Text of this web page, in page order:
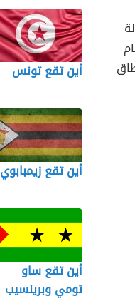
أين تقع تونس
أين تقع زيمبابوي
أين تقع ساو
تومي وبرينسيب